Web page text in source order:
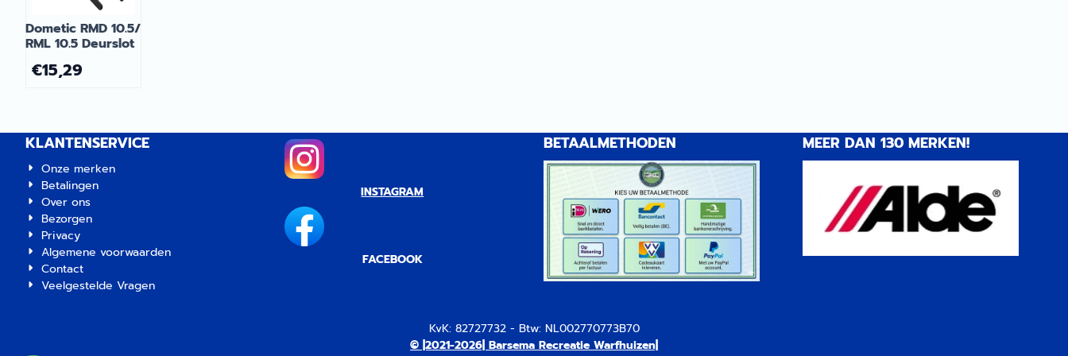
Dometic RMD 10.5/
RML 10.5 Deurslot
€15,29
KLANTENSERVICE
Onze merken
Betalingen
Over ons
Bezorgen
Privacy
Algemene voorwaarden
Contact
Veelgestelde Vragen
INSTAGRAM
FACEBOOK
BETAALMETHODEN MEER DAN 130 MERKEN!
KvK: 82727732 - Btw: NL002770773B70
© |2021-2026| Barsema Recreatie Warfhuizen|